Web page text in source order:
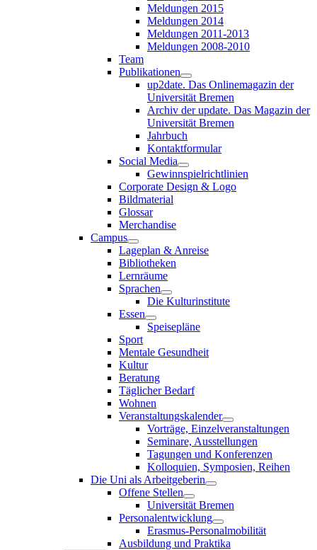
Meldungen 2015
Meldungen 2014
Meldungen 2011-2013
Meldungen 2008-2010
Team
Publikationen
up2date. Das Onlinemagazin der
Universität Bremen
Archiv der update. Das Magazin der
Universität Bremen
Jahrbuch
Kontaktformular
Social Media
Gewinnspielrichtlinien
Corporate Design & Logo
Bildmaterial
Glossar
Merchandise
Campus
Lageplan & Anreise
Bibliotheken
Lernräume
Sprachen
Die Kulturinstitute
Essen
Speisepläne
Sport
Mentale Gesundheit
Kultur
Beratung
Täglicher Bedarf
Wohnen
Veranstaltungskalender
Vorträge, Einzelveranstaltungen
Seminare, Ausstellungen
Tagungen und Konferenzen
Kolloquien, Symposien, Reihen
Die Uni als Arbeitgeberin
Offene Stellen
Universität Bremen
Personalentwicklung
Erasmus-Personalmobilität
Ausbildung und Praktika